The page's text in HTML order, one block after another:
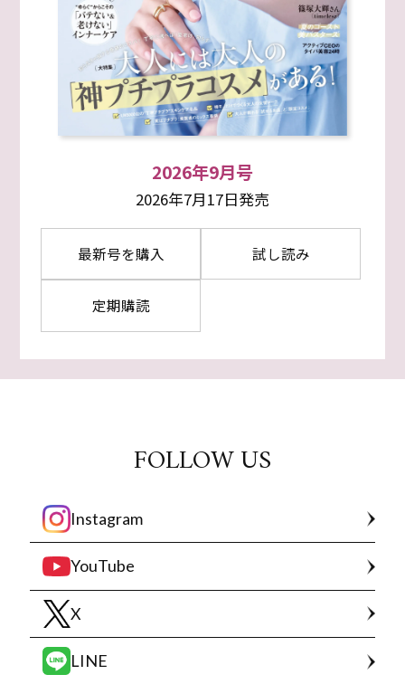
2026年9月号
2026年7月17日発売
最新号を購入 試し読み
定期購読
FOLLOW US
Instagram
YouTube
X
LINE